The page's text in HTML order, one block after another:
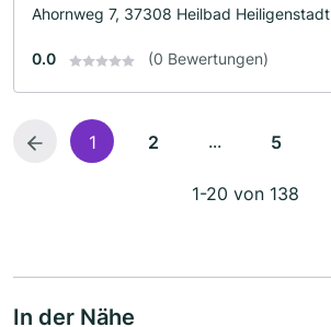
Ahornweg 7, 37308 Heilbad Heiligenstadt
0.0 (0 Bewertungen)
1 2 ... 5
1-20 von 138
In der Nähe